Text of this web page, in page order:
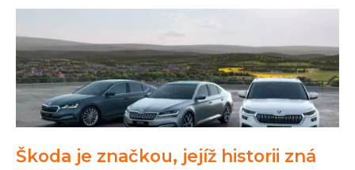
Škoda je značkou, jejíž historii zná